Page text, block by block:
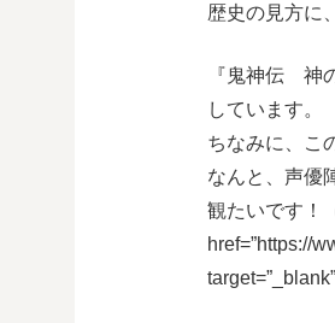
歴史の見方に
『鬼神伝 神
しています。
ちなみに、こ
なんと、声優
観たいです！
href=”https://